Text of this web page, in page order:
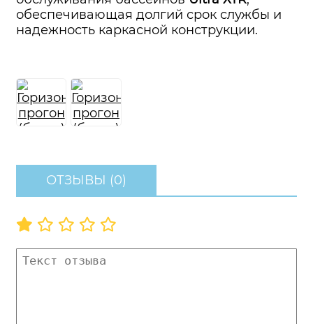
обеспечивающая долгий срок службы и
надежность каркасной конструкции.
ОТЗЫВЫ (0)